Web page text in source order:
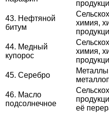
43. Нефтяной
битум
химия,
44. Медный
купорос
химия,
45. Серебро
46. Масло
подсолнечное
её